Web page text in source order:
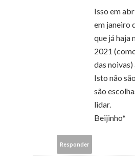
Isso em
em janeiro
que já haja
2021
das noivas)
Isto não
são
lidar.
Beijinho*
Responder